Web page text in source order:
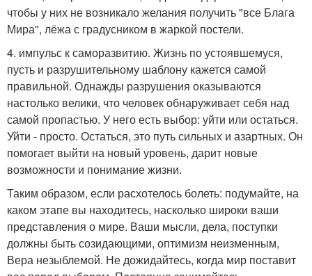
чтобы у них не возникало желания получить "все Блага
Мира", лёжа с градусником в жаркой постели.
4. импульс к саморазвитию. Жизнь по устоявшемуся,
пусть и разрушительному шаблону кажется самой
правильной. Однажды разрушения оказываются
настолько велики, что человек обнаруживает себя над
самой пропастью. У него есть выбор: уйти или остаться.
Уйти - просто. Остаться, это путь сильных и азартных. Он
помогает выйти на новый уровень, дарит новые
возможности и понимание жизни.
Таким образом, если расхотелось болеть: подумайте, на
каком этапе вы находитесь, насколько широки ваши
представления о мире. Ваши мысли, дела, поступки
должны быть созидающими, оптимизм неизменным,
Вера незыблемой. Не дожидайтесь, когда мир поставит